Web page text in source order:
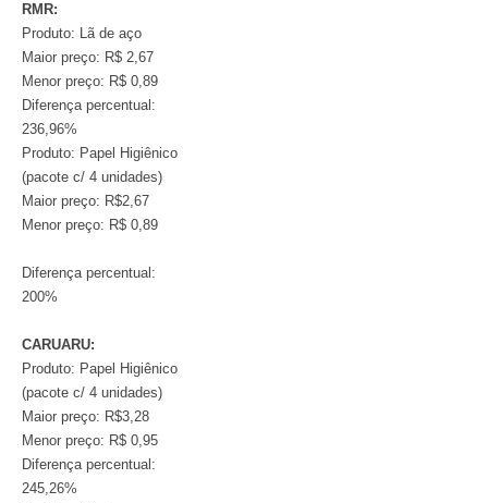
RMR:
Produto: Lã de aço
Maior preço: R$ 2,67
Menor preço: R$ 0,89
Diferença percentual:
236,96%
Produto: Papel Higiênico
(pacote c/ 4 unidades)
Maior preço: R$2,67
Menor preço: R$ 0,89
Diferença percentual:
200%
CARUARU:
Produto: Papel Higiênico
(pacote c/ 4 unidades)
Maior preço: R$3,28
Menor preço: R$ 0,95
Diferença percentual:
245,26%